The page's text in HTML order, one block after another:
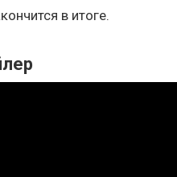
в итоге.